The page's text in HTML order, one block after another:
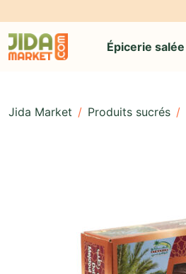
Épicerie salée
Jida Market / Produits sucrés /